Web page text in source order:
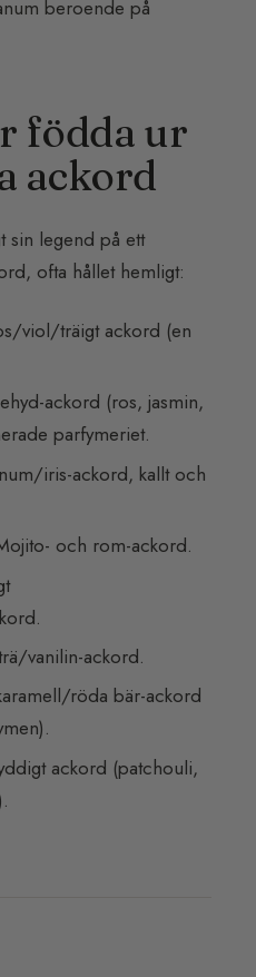
beroende på
födda ur
ackord
sin legend på ett
ofta hållet hemligt:
viol/träigt ackord (en
ackord (ros, jasmin,
parfymeriet.
iris-ackord, kallt och
och rom-ackord.
vanilin-ackord.
röda bär-ackord
ackord (patchouli,